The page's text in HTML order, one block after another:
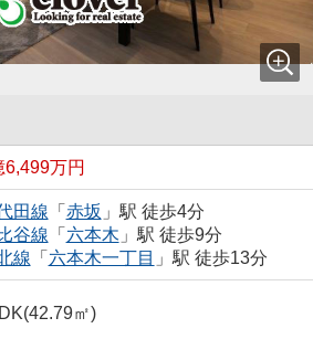
6,499万円
田線 「 赤坂 」駅 徒歩4分
谷線 「 六本木 」駅 徒歩9分
線 「 六本木一丁目 」駅 徒歩13分
㎡)